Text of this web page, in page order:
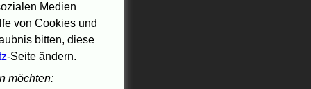
Medien
von Cookies und
bitten, diese
-Seite ändern.
möchten: